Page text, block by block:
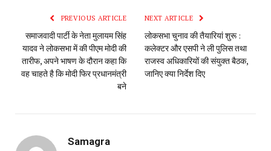
PREVIOUS ARTICLE
समाजवादी पार्टी के नेता मुलायम सिंह
यादव ने लोकसभा में की पीएम मोदी की
तारीफ, अपने भाषण के दौरान कहा कि
वह चाहते है कि मोदी फिर प्रधानमंत्री
बने
NEXT ARTICLE
लोकसभा चुनाव की तैयारियां शुरू :
कलेक्टर और एसपी ने ली पुलिस तथा
राजस्व अधिकारियों की संयुक्त बैठक,
जानिए क्या निर्देश दिए
Samagra